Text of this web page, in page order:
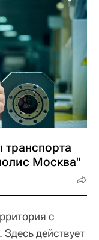
транспорта
Москва"
с
действует